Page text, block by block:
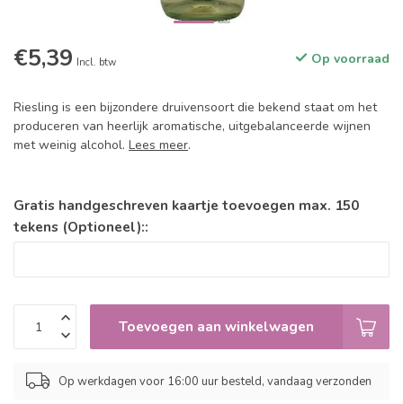
€5,39 Incl. btw Op voorraad
Riesling is een bijzondere druivensoort die bekend staat om het
produceren van heerlijk aromatische, uitgebalanceerde wijnen
met weinig alcohol. Lees meer.
Gratis handgeschreven kaartje toevoegen max. 150
tekens (Optioneel)::
Toevoegen aan winkelwagen
Op werkdagen voor 16:00 uur besteld, vandaag verzonden